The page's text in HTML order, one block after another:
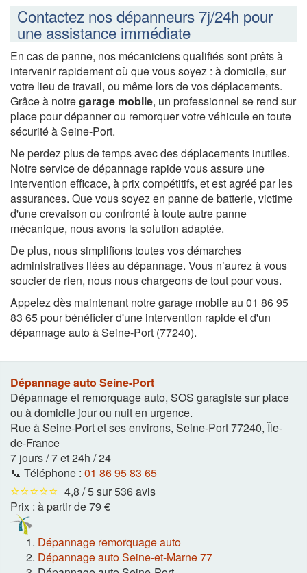
Contactez nos dépanneurs 7j/24h pour
une assistance immédiate
En cas de panne, nos mécaniciens qualifiés sont prêts à
intervenir rapidement où que vous soyez : à domicile, sur
votre lieu de travail, ou même lors de vos déplacements.
Grâce à notregarage mobile, un professionnel se rend sur
place pour dépanner ou remorquer votre véhicule en toute
sécurité à Seine-Port.
Ne perdez plus de temps avec des déplacements inutiles.
Notre service de dépannage rapide vous assure une
intervention efficace, à prix compétitifs, et est agréé par les
assurances. Que vous soyez en panne de batterie, victime
d'une crevaison ou confronté à toute autre panne
mécanique, nous avons la solution adaptée.
De plus, nous simplifions toutes vos démarches
administratives liées au dépannage. Vous n’aurez à vous
soucier de rien, nous nous chargeons de tout pour vous.
Appelez dès maintenant notre garage mobile au 01 86 95
83 65 pour bénéficier d'une intervention rapide et d'un
dépannage auto à Seine-Port (77240).
Dépannage auto Seine-Port
Dépannage et remorquage auto, SOS garagiste sur place
ou à domicile jour ou nuit en urgence.
Rue à Seine-Port et ses environs, Seine-Port77240, Île-
de-France
7 jours / 7 et 24h / 24
📞 Téléphone : 01 86 95 83 65
⭐⭐⭐⭐⭐ 4,8 / 5 sur 536 avis
Prix : à partir de 79 €
Dépannage remorquage auto
Dépannage auto Seine-et-Marne 77